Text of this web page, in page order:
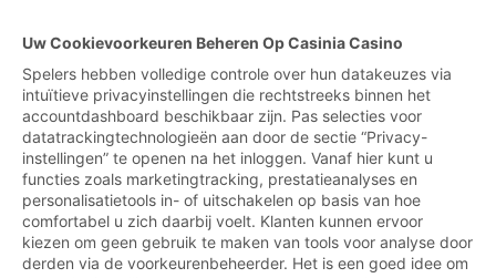
Uw Cookievoorkeuren Beheren Op Casinia Casino
Spelers hebben volledige controle over hun datakeuzes via
intuïtieve privacyinstellingen die rechtstreeks binnen het
accountdashboard beschikbaar zijn. Pas selecties voor
datatrackingtechnologieën aan door de sectie “Privacy-
instellingen” te openen na het inloggen. Vanaf hier kunt u
functies zoals marketingtracking, prestatieanalyses en
personalisatietools in- of uitschakelen op basis van hoe
comfortabel u zich daarbij voelt. Klanten kunnen ervoor
kiezen om geen gebruik te maken van tools voor analyse door
derden via de voorkeurenbeheerder. Het is een goed idee om